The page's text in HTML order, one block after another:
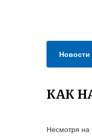
Новости
КАК
Несмотря на